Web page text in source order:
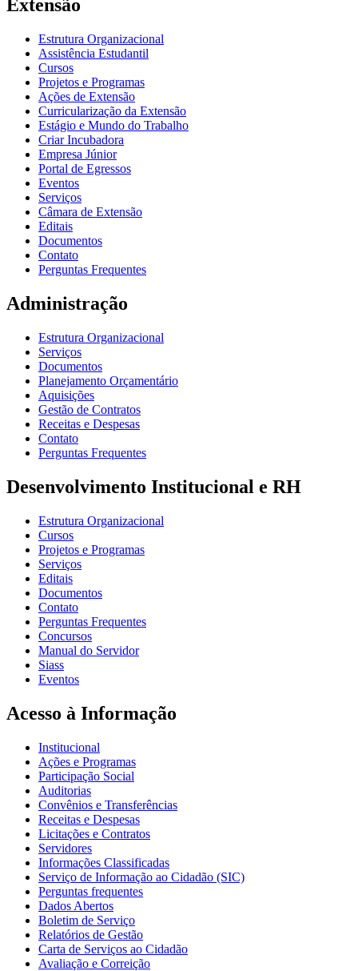
Extensão
Estrutura Organizacional
Assistência Estudantil
Cursos
Projetos e Programas
Ações de Extensão
Curricularização da Extensão
Estágio e Mundo do Trabalho
Criar Incubadora
Empresa Júnior
Portal de Egressos
Eventos
Serviços
Câmara de Extensão
Editais
Documentos
Contato
Perguntas Frequentes
Administração
Estrutura Organizacional
Serviços
Documentos
Planejamento Orçamentário
Aquisições
Gestão de Contratos
Receitas e Despesas
Contato
Perguntas Frequentes
Desenvolvimento Institucional e RH
Estrutura Organizacional
Cursos
Projetos e Programas
Serviços
Editais
Documentos
Contato
Perguntas Frequentes
Concursos
Manual do Servidor
Siass
Eventos
Acesso à Informação
Institucional
Ações e Programas
Participação Social
Auditorias
Convênios e Transferências
Receitas e Despesas
Licitações e Contratos
Servidores
Informações Classificadas
Serviço de Informação ao Cidadão (SIC)
Perguntas frequentes
Dados Abertos
Boletim de Serviço
Relatórios de Gestão
Carta de Serviços ao Cidadão
Avaliação e Correição